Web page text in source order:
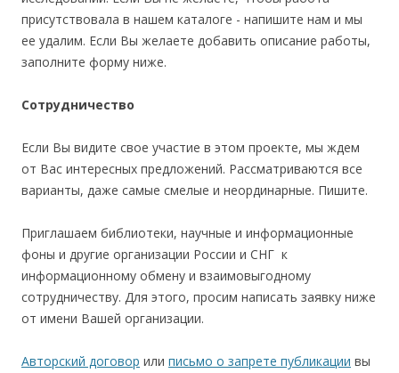
присутствовала в нашем каталоге - напишите нам и мы
ее удалим. Если Вы желаете добавить описание работы,
заполните форму ниже.
Сотрудничество
Если Вы видите свое участие в этом проекте, мы ждем
от Вас интересных предложений. Рассматриваются все
варианты, даже самые смелые и неординарные. Пишите.
Приглашаем библиотеки, научные и информационные
фоны и другие организации России и СНГ к
информационному обмену и взаимовыгодному
сотрудничеству. Для этого, просим написать заявку ниже
от имени Вашей организации.
Авторский договор или письмо о запрете публикации вы